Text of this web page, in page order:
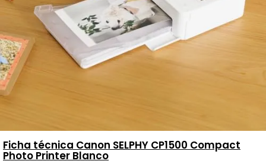
Ficha técnica Canon SELPHY CP1500 Compact
Photo Printer Blanco